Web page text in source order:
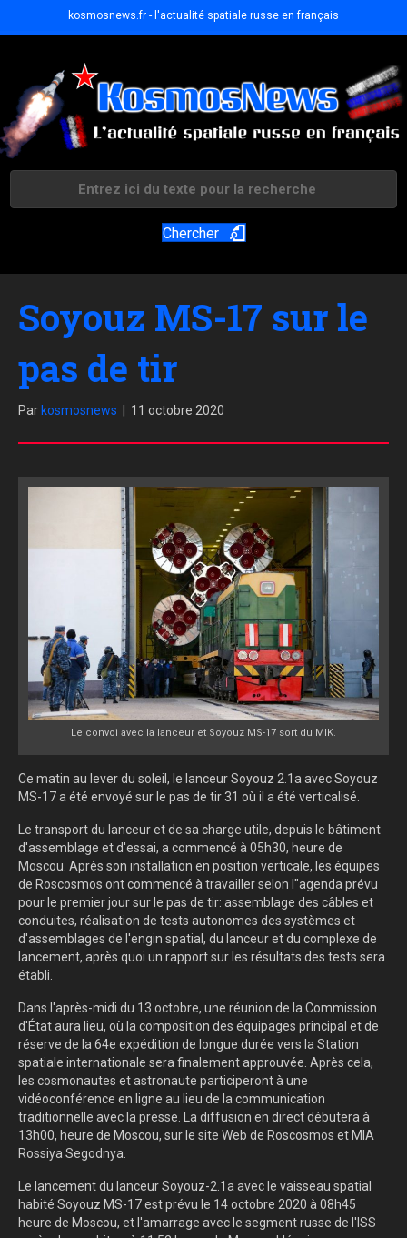
kosmosnews.fr - l'actualité spatiale russe en français
Chercher
Soyouz MS-17 sur le
pas de tir
Par kosmosnews 11 octobre 2020
Le convoi avec la lanceur et Soyouz MS-17 sort du MIK.
Ce matin au lever du soleil, le lanceur Soyouz 2.1a avec Soyouz
MS-17 a été envoyé sur le pas de tir 31 où il a été verticalisé.
Le transport du lanceur et de sa charge utile, depuis le bâtiment
d'assemblage et d'essai, a commencé à 05h30, heure de
Moscou. Après son installation en position verticale, les équipes
de Roscosmos ont commencé à travailler selon l"agenda prévu
pour le premier jour sur le pas de tir: assemblage des câbles et
conduites, réalisation de tests autonomes des systèmes et
d'assemblages de l'engin spatial, du lanceur et du complexe de
lancement, après quoi un rapport sur les résultats des tests sera
établi.
Dans l'après-midi du 13 octobre, une réunion de la Commission
d'État aura lieu, où la composition des équipages principal et de
réserve de la 64e expédition de longue durée vers la Station
spatiale internationale sera finalement approuvée. Après cela,
les cosmonautes et astronaute participeront à une
vidéoconférence en ligne au lieu de la communication
traditionnelle avec la presse. La diffusion en direct débutera à
13h00, heure de Moscou, sur le site Web de Roscosmos et MIA
Rossiya Segodnya.
Le lancement du lanceur Soyouz-2.1a avec le vaisseau spatial
habité Soyouz MS-17 est prévu le 14 octobre 2020 à 08h45
heure de Moscou, et l'amarrage avec le segment russe de l'ISS